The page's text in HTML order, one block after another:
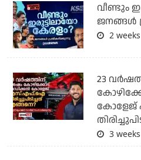
വീണ്ടും
ജനങ്ങൾ
2
23
3